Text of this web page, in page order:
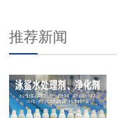
推荐新闻